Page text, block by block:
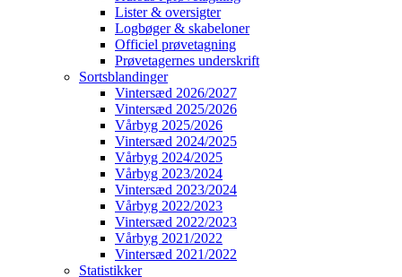
Lister & oversigter
Logbøger & skabeloner
Officiel prøvetagning
Prøvetagernes underskrift
Sortsblandinger
Vintersæd 2026/2027
Vintersæd 2025/2026
Vårbyg 2025/2026
Vintersæd 2024/2025
Vårbyg 2024/2025
Vårbyg 2023/2024
Vintersæd 2023/2024
Vårbyg 2022/2023
Vintersæd 2022/2023
Vårbyg 2021/2022
Vintersæd 2021/2022
Statistikker